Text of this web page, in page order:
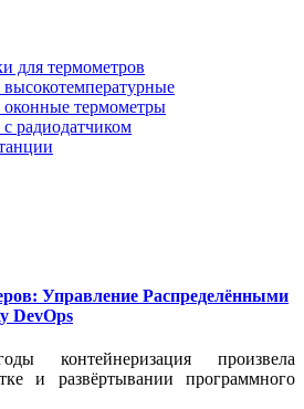
для термометров
термометры
радиодатчиком
Управление Распределёнными
DevOps
контейнеризация произвела
и развёртывании программного